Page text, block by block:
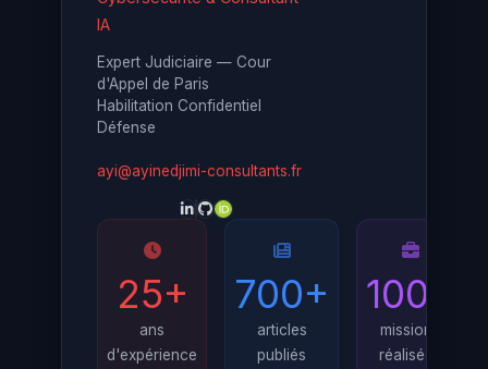
IA
Expert Judiciaire — Cour
d'Appel de Paris
Habilitation Confidentiel
Défense
ayi@ayinedjimi-consultants.fr
25+
ans
d'expérience
700+
articles
publiés
100+
missions
réalisées